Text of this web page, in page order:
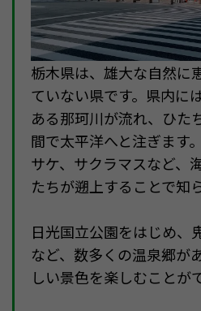
栃木県は、雄大な自然に
ていない県です。県内に
ある那珂川が流れ、ひた
間で太平洋へと注ぎます
サケ、サクラマスなど、
たちが遡上することで知
日光国立公園をはじめ、
など、数多くの温泉郷が
しい景色を楽しむことが